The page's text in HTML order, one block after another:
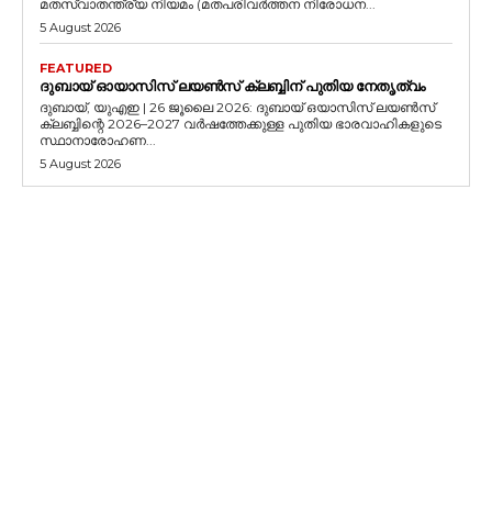
മതസ്വാതന്ത്ര്യ നിയമം (മതപരിവർത്തന നിരോധന...
5 August 2026
FEATURED
ദുബായ് ഓയാസിസ് ലയൺസ് ക്ലബ്ബിന് പുതിയ നേതൃത്വം
ദുബായ്, യുഎഇ | 26 ജൂലൈ 2026: ദുബായ് ഒയാസിസ് ലയൺസ്
ക്ലബ്ബിന്റെ 2026–2027 വർഷത്തേക്കുള്ള പുതിയ ഭാരവാഹികളുടെ
സ്ഥാനാരോഹണ...
5 August 2026